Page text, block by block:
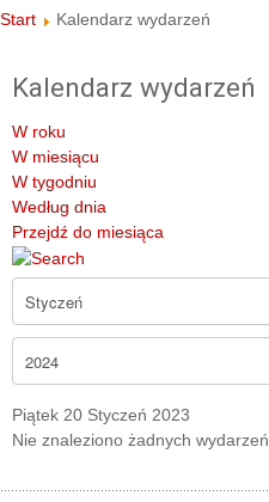
Start Kalendarz wydarzeń
Kalendarz wydarzeń
W roku
W miesiącu
W tygodniu
Według dnia
Przejdź do miesiąca
Piątek 20 Styczeń 2023
Nie znaleziono żadnych wydarzeń